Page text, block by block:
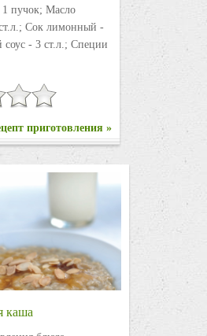
пучок; Масло
Сок лимонный -
соус - 3 ст.л.; Специи
приготовления »
каша